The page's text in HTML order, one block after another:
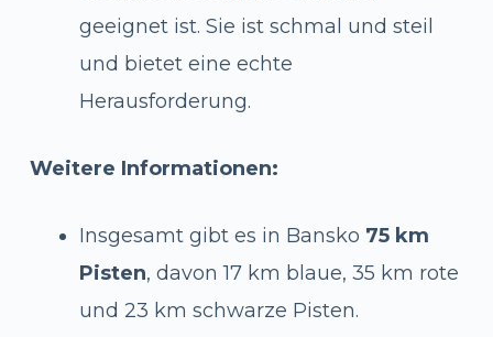
geeignet ist. Sie ist schmal und steil
und bietet eine echte
Herausforderung.
Weitere Informationen:
Insgesamt gibt es in Bansko 75 km
Pisten, davon 17 km blaue, 35 km rote
und 23 km schwarze Pisten.